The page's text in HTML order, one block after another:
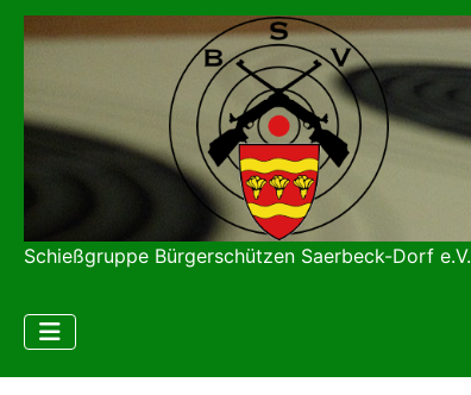
Schießgruppe Bürgerschützen Saerbeck-Dorf e.V.